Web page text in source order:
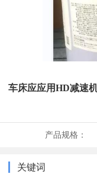
车床应应用HD减速
产品规格：
关键词